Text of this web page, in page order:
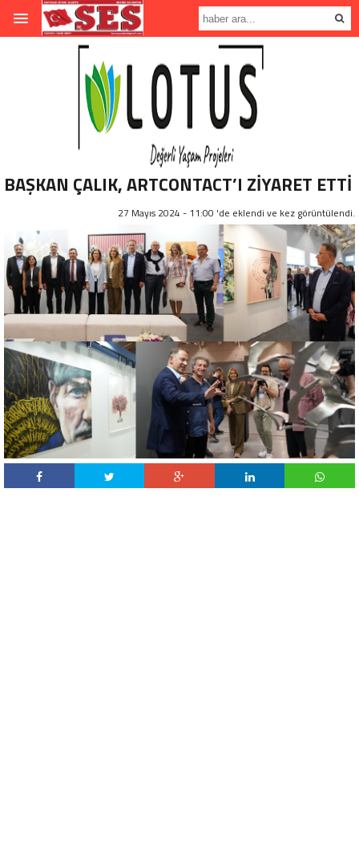
BAŞKAN ÇALIK, ARTCONTACT’I ZİYARET ETTİ
27 Mayıs 2024 - 11:00 'de eklendi ve kez görüntülendi.